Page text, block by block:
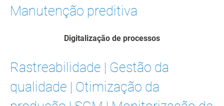
Manutenção preditiva
Digitalização de processos
Rastreabilidade | Gestão da
qualidade | Otimização da